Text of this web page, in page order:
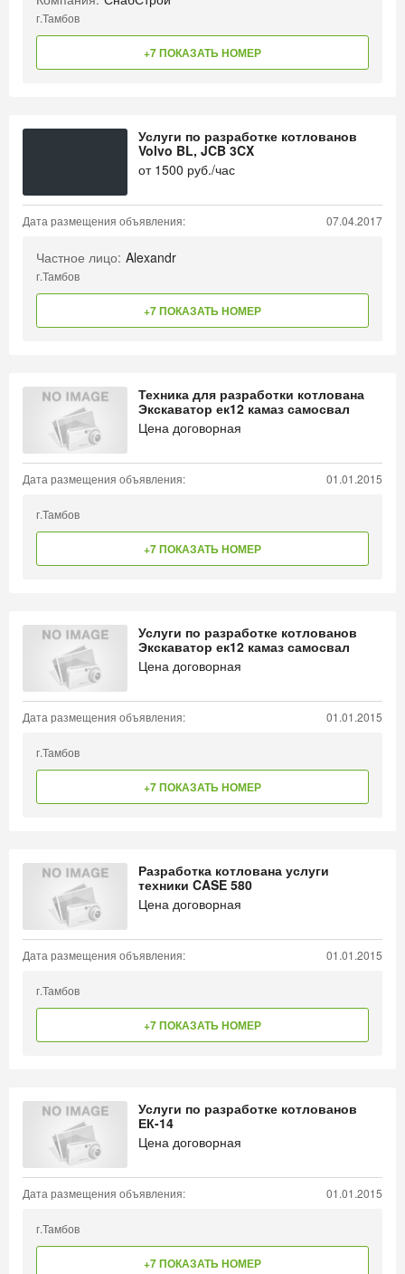
г.Тамбов
+7 ПОКАЗАТЬ НОМЕР
Услуги по разработке котлованов
Volvo BL, JCB 3CX
от 1500 руб./час
Дата размещения объявления: 07.04.2017
Частное лицо: Alexandr
г.Тамбов
+7 ПОКАЗАТЬ НОМЕР
Техника для разработки котлована
Экскаватор ек12 камаз самосвал
Цена договорная
Дата размещения объявления: 01.01.2015
г.Тамбов
+7 ПОКАЗАТЬ НОМЕР
Услуги по разработке котлованов
Экскаватор ек12 камаз самосвал
Цена договорная
Дата размещения объявления: 01.01.2015
г.Тамбов
+7 ПОКАЗАТЬ НОМЕР
Разработка котлована услуги
техники CASE 580
Цена договорная
Дата размещения объявления: 01.01.2015
г.Тамбов
+7 ПОКАЗАТЬ НОМЕР
Услуги по разработке котлованов
ЕК-14
Цена договорная
Дата размещения объявления: 01.01.2015
г.Тамбов
+7 ПОКАЗАТЬ НОМЕР